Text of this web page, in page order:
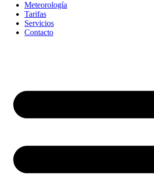
Meteorología
Tarifas
Servicios
Contacto